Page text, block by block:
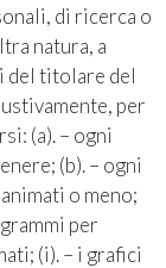
di ricerca o
natura, a
del titolare del
per
(a). – ogni
(b). – ogni
o meno;
per
(i). – i grafici